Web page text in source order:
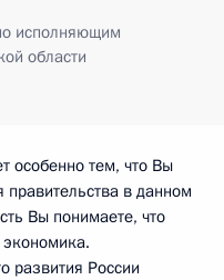
исполняющим
области
особенно тем, что Вы
в данном
Вы понимаете, что
развития России